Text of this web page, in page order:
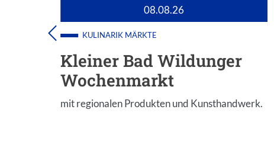
08.08.26
KULINARIK MÄRKTE
Kleiner Bad Wildunger
Wochenmarkt
mit regionalen Produkten und Kunsthandwerk.